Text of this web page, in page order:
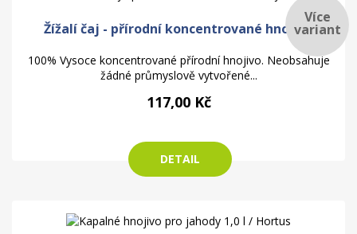
Žížalí čaj - přírodní koncentrované hnojivo
100% Vysoce koncentrované přírodní hnojivo. Neobsahuje
žádné průmyslově vytvořené...
117,00 Kč
DETAIL
Více
variant